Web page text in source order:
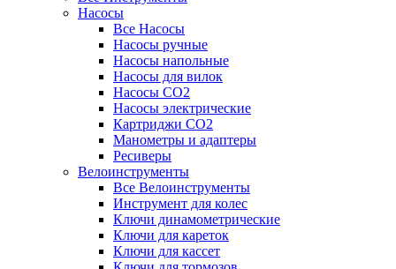
Насосы
Все Насосы
Насосы ручные
Насосы напольные
Насосы для вилок
Насосы CO2
Насосы электрические
Картриджи CO2
Манометры и адаптеры
Ресиверы
Велоинструменты
Все Велоинструменты
Инструмент для колес
Ключи динамометрические
Ключи для кареток
Ключи для кассет